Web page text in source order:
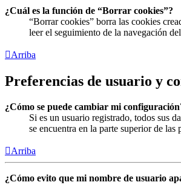
¿Cuál es la función de “Borrar cookies”?
“Borrar cookies” borra las cookies
leer el seguimiento de la navegación
Arriba
Preferencias de usuario y
¿Cómo se puede cambiar mi
Si es un usuario registrado, todos sus
se encuentra en la parte superior de
Arriba
¿Cómo evito que mi nombre de usuario